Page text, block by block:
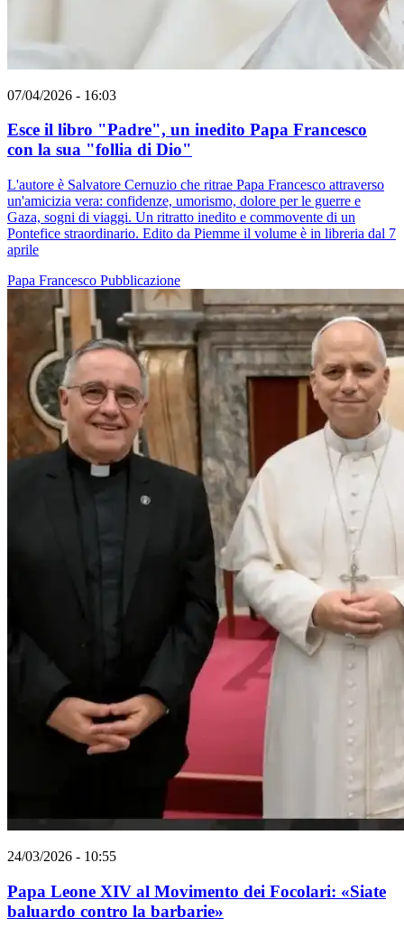
07/04/2026 - 16:03
Esce il libro "Padre", un inedito Papa Francesco
con la sua "follia di Dio"
L'autore è Salvatore Cernuzio che ritrae Papa Francesco attraverso
un'amicizia vera: confidenze, umorismo, dolore per le guerre e
Gaza, sogni di viaggi. Un ritratto inedito e commovente di un
Pontefice straordinario. Edito da Piemme il volume è in libreria dal 7
aprile
Papa Francesco Pubblicazione
24/03/2026 - 10:55
Papa Leone XIV al Movimento dei Focolari: «Siate
baluardo contro la barbarie»